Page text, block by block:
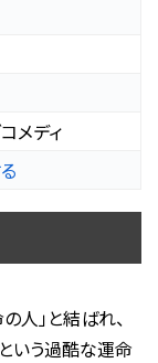
メディ
人」と結ばれ、
いう過酷な運命